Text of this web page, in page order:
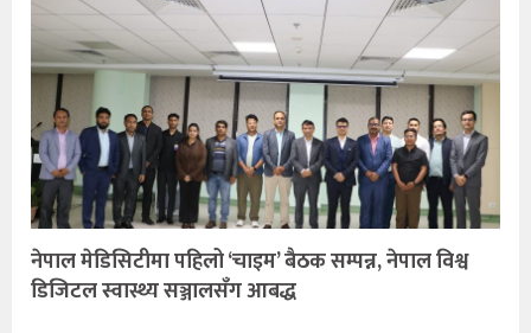
नेपाल मेडिसिटीमा पहिलो ‘चाइम’ बैठक सम्पन्न, नेपाल विश्व
डिजिटल स्वास्थ्य सञ्जालसँग आबद्ध